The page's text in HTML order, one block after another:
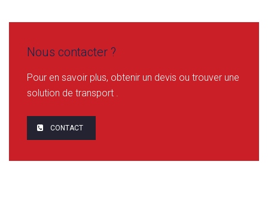
Nous contacter ?
Pour en savoir plus, obtenir un devis ou trouver une
solution de transport .
CONTACT